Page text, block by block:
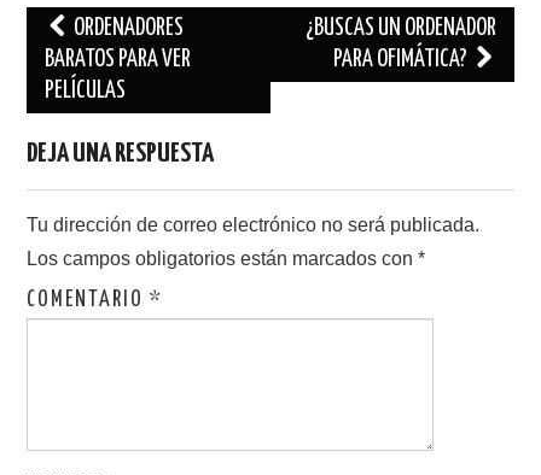
Navegación
de
entradas
ORDENADORES
BARATOS PARA VER
PELÍCULAS
¿BUSCAS UN ORDENADOR
PARA OFIMÁTICA?
DEJA UNA RESPUESTA
Tu dirección de correo electrónico no será publicada.
Los campos obligatorios están marcados con*
COMENTARIO*